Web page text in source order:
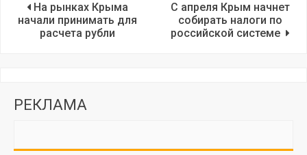
На рынках Крыма
начали принимать для
расчета рубли
С апреля Крым начнет
собирать налоги по
российской системе
РЕКЛАМА